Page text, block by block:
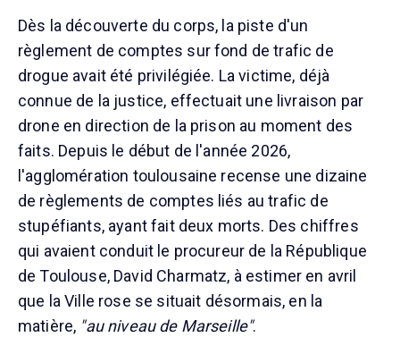
Dès la découverte du corps, la piste d'un
règlement de comptes sur fond de trafic de
drogue avait été privilégiée. La victime, déjà
connue de la justice, effectuait une livraison par
drone en direction de la prison au moment des
faits. Depuis le début de l'année 2026,
l'agglomération toulousaine recense une dizaine
de règlements de comptes liés au trafic de
stupéfiants, ayant fait deux morts. Des chiffres
qui avaient conduit le procureur de la République
de Toulouse, David Charmatz, à estimer en avril
que la Ville rose se situait désormais, en la
matière, "au niveau de Marseille".